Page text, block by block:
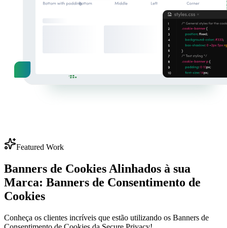
Featured Work
Banners de Cookies Alinhados à sua
Marca: Banners de Consentimento de
Cookies
Conheça os clientes incríveis que estão utilizando os Banners de